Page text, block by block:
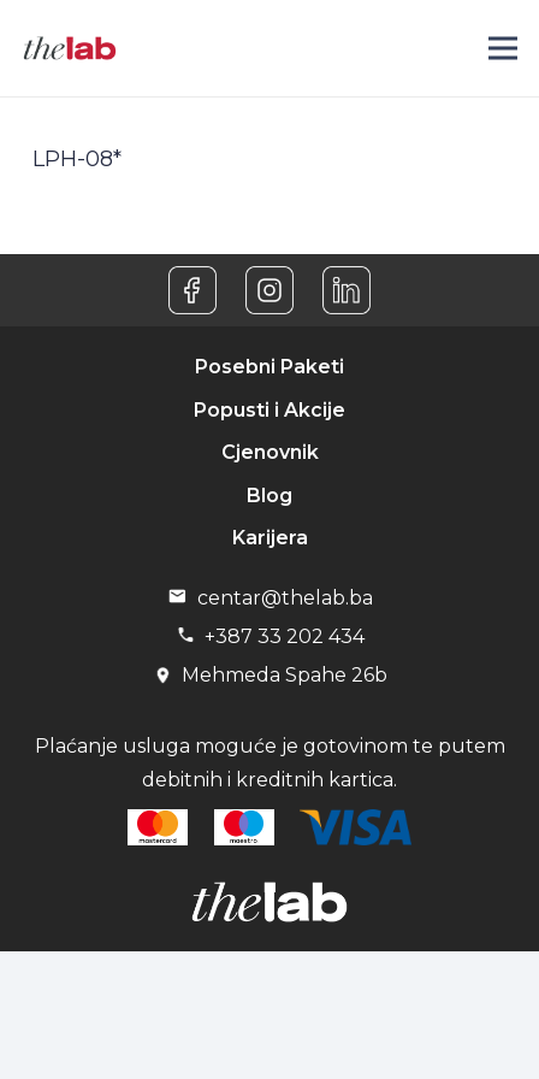
LPH-08*
Posebni Paketi
Popusti i Akcije
Cjenovnik
Blog
Karijera
centar@thelab.ba
+387 33 202 434
Mehmeda Spahe 26b
Plaćanje usluga moguće je gotovinom te putem
debitnih i kreditnih kartica.